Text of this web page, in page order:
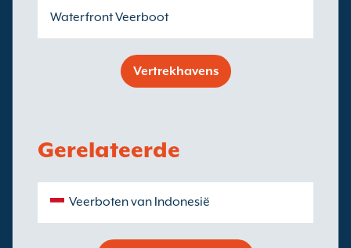
Waterfront Veerboot
Vertrekhavens
Gerelateerde
Veerboten van Indonesië